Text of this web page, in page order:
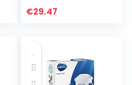
maanden
€29.47